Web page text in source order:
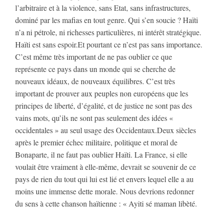
l’arbitraire et à la violence, sans Etat, sans infrastructures,
dominé par les mafias en tout genre. Qui s’en soucie ? Haïti
n’a ni pétrole, ni richesses particulières, ni intérêt stratégique.
Haïti est sans espoir.Et pourtant ce n’est pas sans importance.
C’est même très important de ne pas oublier ce que
représente ce pays dans un monde qui se cherche de
nouveaux idéaux, de nouveaux équilibres. C’est très
important de prouver aux peuples non européens que les
principes de liberté, d’égalité, et de justice ne sont pas des
vains mots, qu’ils ne sont pas seulement des idées «
occidentales » au seul usage des Occidentaux.Deux siècles
après le premier échec militaire, politique et moral de
Bonaparte, il ne faut pas oublier Haïti. La France, si elle
voulait être vraiment à elle-même, devrait se souvenir de ce
pays de rien du tout qui lui est lié et envers lequel elle a au
moins une immense dette morale. Nous devrions redonner
du sens à cette chanson haïtienne : « Ayiti sé maman libèté.